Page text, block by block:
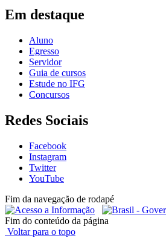
Em destaque
Aluno
Egresso
Servidor
Guia de cursos
Estude no IFG
Concursos
Redes Sociais
Facebook
Instagram
Twitter
YouTube
Fim da navegação de rodapé
Fim do conteúdo da página
Voltar para o topo